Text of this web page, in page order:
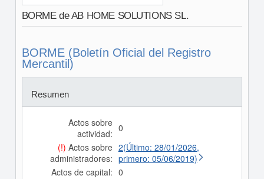
BORME de AB HOME SOLUTIONS SL.
BORME (Boletín Oficial del Registro
Mercantil)
Resumen
Actos sobre
actividad: 0
(!) Actos sobre
administradores:
2(Último: 28/01/2026,
primero: 05/06/2019)
Actos de capital: 0